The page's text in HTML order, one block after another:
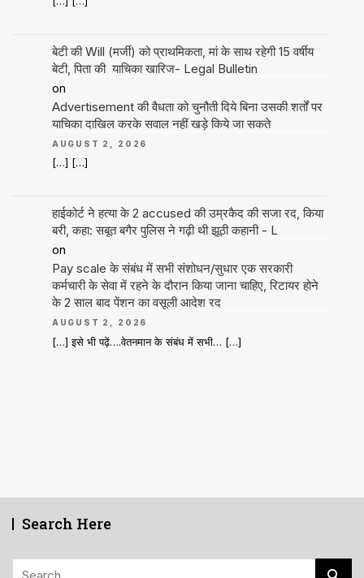
बेटी की Will (मर्जी) को प्राथमिकता, मां के साथ रहेगी 15 वर्षीय
बेटी, पिता की याचिका खारिज- Legal Bulletin
on
Advertisement की वैधता को चुनौती दिये बिना उसकी शर्तों पर
याचिका दाखिल करके सवाल नहीं खड़े किये जा सकते
AUGUST 2, 2026
[…] […]
हाईकोर्ट ने हत्या के 2 accused की उम्रकैद की सजा रद, किया
बरी, कहा: सबूत बगैर पुलिस ने गढ़ी थी झूठी कहानी - L
on
Pay scale के संबंध में सभी संशोधन/सुधार एक सरकारी
कर्मचारी के सेवा में रहने के दौरान किया जाना चाहिए, रिटायर होने
के 2 साल बाद पेंशन का वसूली आदेश रद
AUGUST 2, 2026
[…] इसे भी पढ़ें….वेतनमान के संबंध में सभी… […]
Search Here